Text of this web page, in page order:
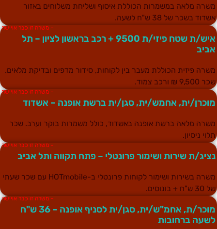
מלאה במשמרות הכוללת איסוף ושליחת משלוחים באזור
בשכר של 38 ש"ח לשעה.
– משרה זו כבר אויישה
איש/ת שטח פיזי/ת 9500 + רכב בראשון לציון – תל
פיזית הכוללת מעבר בין לקוחות, סידור מדפים ובדיקת מלאים.
9,500 ₪ ורכב צמוד.
– משרה זו כבר אויישה
ית, אחמש/ית, סגן/ית ברשת אופנה – אשדוד
מלאה ברשת אופנה באשדוד, כולל משמרות בוקר וערב. שכר
ניסיון.
– משרה זו כבר אויישה
ת שירות ושימור פרונטלי – פתח תקווה ותל אביב
משרה בשירות ושימור לקוחות פרונטלי ב-HOTmobile עם שכר שעתי
ש"ח + בונוסים.
– משרה זו כבר אויישה
מוכר/ת, אחמ"ש/ית, סגן/ית לסניף אופנה – 36 ש"ח
ברחובות